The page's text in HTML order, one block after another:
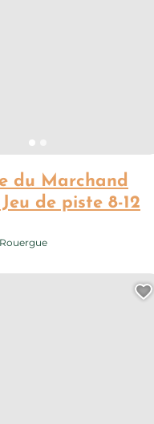
du Marchand
Jeu de piste 8-12